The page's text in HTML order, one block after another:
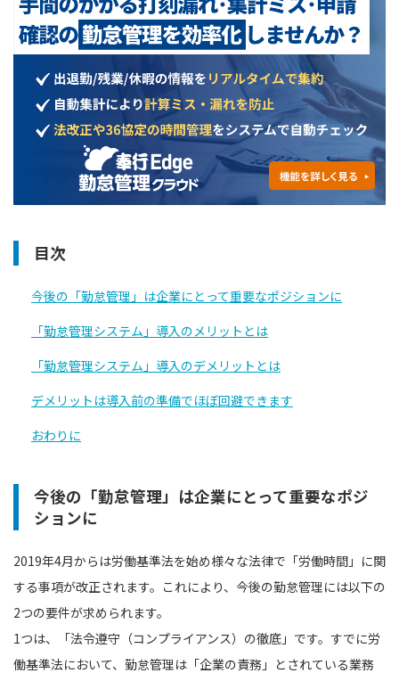
目次
今後の「勤怠管理」は企業にとって重要なポジションに
「勤怠管理システム」導入のメリットとは
「勤怠管理システム」導入のデメリットとは
デメリットは導入前の準備でほぼ回避できます
おわりに
今後の「勤怠管理」は企業にとって重要なポジ
ションに
2019年4月からは労働基準法を始め様々な法律で「労働時間」に関
する事項が改正されます。これにより、今後の勤怠管理には以下の
2つの要件が求められます。
1つは、「法令遵守（コンプライアンス）の徹底」です。すでに労
働基準法において、勤怠管理は「企業の責務」とされている業務